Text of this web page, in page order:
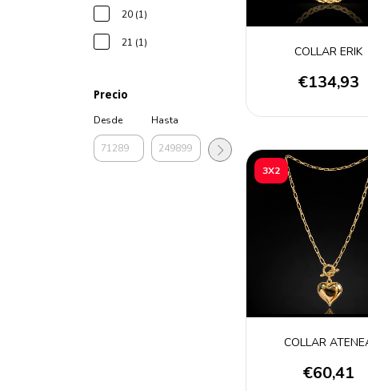
20 (1)
21 (1)
Precio
Desde
Hasta
COLLAR ERIK
€134,93
3X2
COLLAR
€60,41